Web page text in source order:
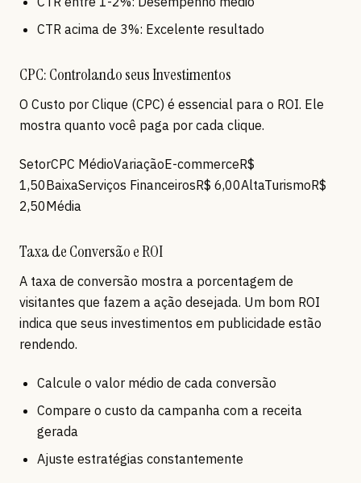
CTR acima de 3%: Excelente resultado
CPC: Controlando seus Investimentos
O Custo por Clique (CPC) é essencial para o ROI. Ele
mostra quanto você paga por cada clique.
SetorCPC MédioVariaçãoE-commerceR$
1,50BaixaServiços FinanceirosR$ 6,00AltaTurismoR$
2,50Média
Taxa de Conversão e ROI
A taxa de conversão mostra a porcentagem de
visitantes que fazem a ação desejada. Um bom ROI
indica que seus investimentos em publicidade estão
rendendo.
Calcule o valor médio de cada conversão
Compare o custo da campanha com a receita
gerada
Ajuste estratégias constantemente